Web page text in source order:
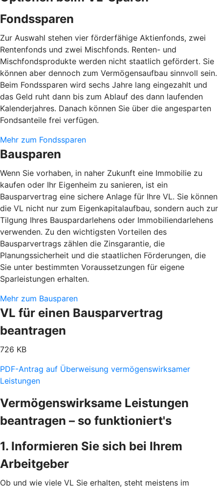
Fondssparen
Zur Auswahl stehen vier förderfähige Aktienfonds, zwei
Rentenfonds und zwei Mischfonds. Renten- und
Mischfondsprodukte werden nicht staatlich gefördert. Sie
können aber dennoch zum Vermögensaufbau sinnvoll sein.
Beim Fondssparen wird sechs Jahre lang eingezahlt und
das Geld ruht dann bis zum Ablauf des dann laufenden
Kalenderjahres. Danach können Sie über die angesparten
Fondsanteile frei verfügen.
Mehr zum Fondssparen
Bausparen
Wenn Sie vorhaben, in naher Zukunft eine Immobilie zu
kaufen oder Ihr Eigenheim zu sanieren, ist ein
Bausparvertrag eine sichere Anlage für Ihre VL. Sie können
die VL nicht nur zum Eigenkapitalaufbau, sondern auch zur
Tilgung Ihres Bauspardarlehens oder Immobiliendarlehens
verwenden. Zu den wichtigsten Vorteilen des
Bausparvertrags zählen die Zinsgarantie, die
Planungssicherheit und die staatlichen Förderungen, die
Sie unter bestimmten Voraussetzungen für eigene
Sparleistungen erhalten.
Mehr zum Bausparen
VL für einen Bausparvertrag
beantragen
726 KB
PDF-Antrag auf Überweisung vermögenswirksamer
Leistungen
Vermögenswirksame Leistungen
beantragen – so funktioniert's
1. Informieren Sie sich bei Ihrem
Arbeitgeber
Ob und wie viele VL Sie erhalten, steht meistens im